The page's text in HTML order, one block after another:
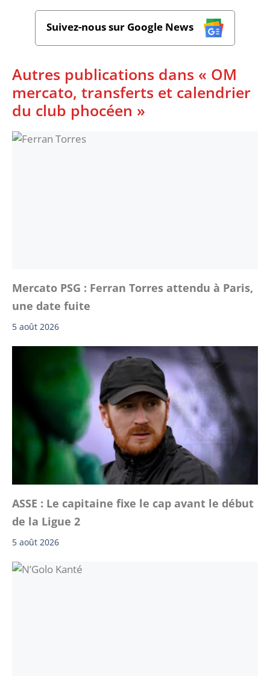
Suivez-nous sur Google News
Autres publications dans « OM
mercato, transferts et calendrier
du club phocéen »
Mercato PSG : Ferran Torres attendu à Paris,
une date fuite
5 août 2026
ASSE : Le capitaine fixe le cap avant le début
de la Ligue 2
5 août 2026